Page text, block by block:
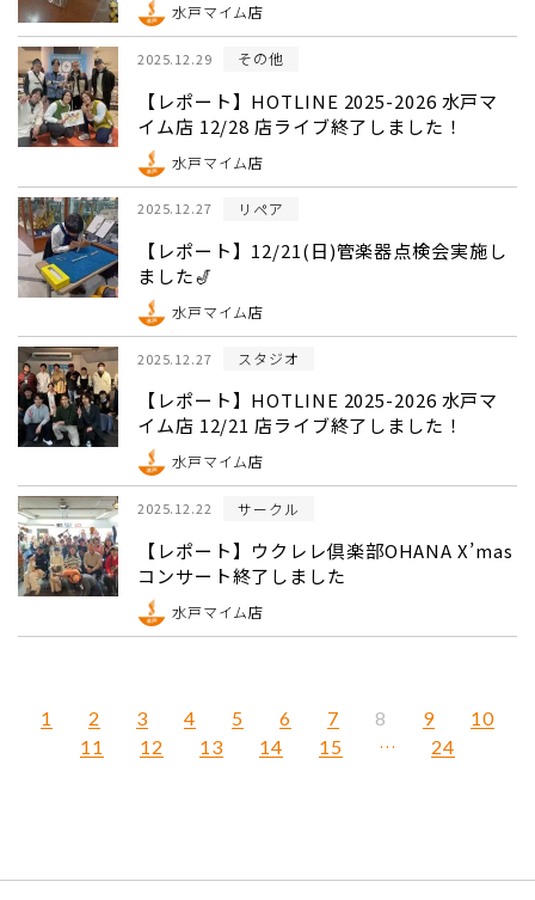
水戸マイム店
2025.12.29 その他
【レポート】HOTLINE 2025-2026 水戸マ
イム店 12/28 店ライブ終了しました！
水戸マイム店
2025.12.27 リペア
【レポート】12/21(日)管楽器点検会実施し
ました🎷
水戸マイム店
2025.12.27 スタジオ
【レポート】HOTLINE 2025-2026 水戸マ
イム店 12/21 店ライブ終了しました！
水戸マイム店
2025.12.22 サークル
【レポート】ウクレレ倶楽部OHANA X’mas
コンサート終了しました
水戸マイム店
1 2 3 4 5 6 7 8 9
10
11
12 13 14 15 … 24